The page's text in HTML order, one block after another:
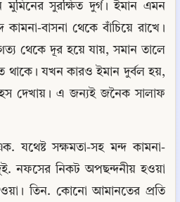
মুমিনের সুরক্ষিত দুর্গ। ইমান এমন
বাসনা থেকে বাঁচিয়ে রাখে।
থেকে দূর হয়ে যায়, সমান তালে
থাকে। যখন কারও ইমান দুর্বল হয়,
দেখায়। এ জন্যই জনৈক সালাফ
যথেষ্ট সক্ষমতা-সহ মন্দ কামনা-
নফসের নিকট অপছন্দনীয় হওয়া
তিন. কোনো আমানতের প্রতি